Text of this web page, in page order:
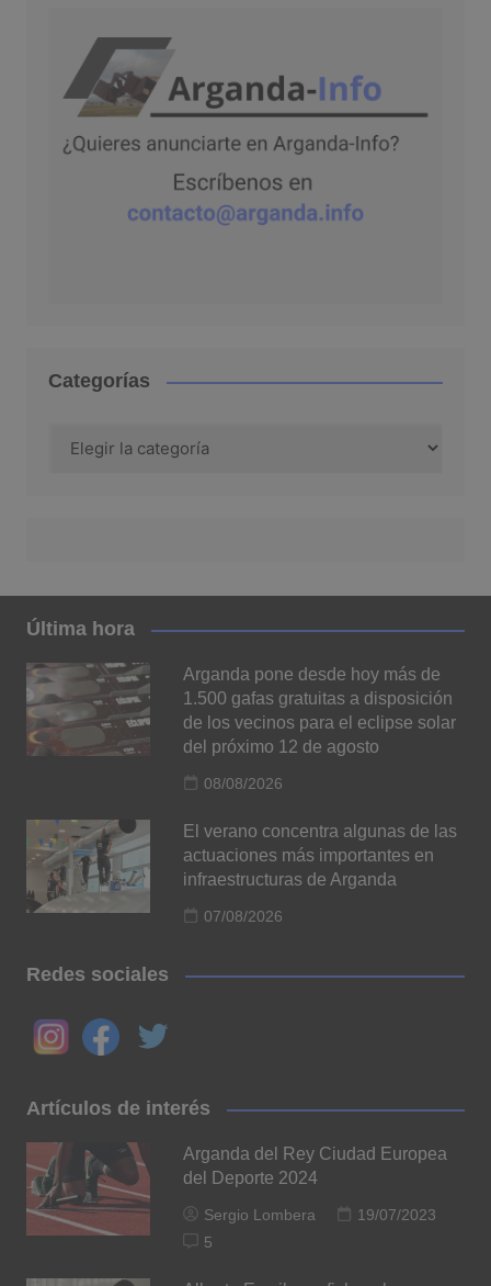
Categorías
Última hora
Arganda pone desde hoy más de
1.500 gafas gratuitas a disposición
de los vecinos para el eclipse solar
del próximo 12 de agosto
08/08/2026
El verano concentra algunas de las
actuaciones más importantes en
infraestructuras de Arganda
07/08/2026
Redes sociales
Artículos de interés
Arganda del Rey Ciudad Europea
del Deporte 2024
Sergio Lombera
19/07/2023
5